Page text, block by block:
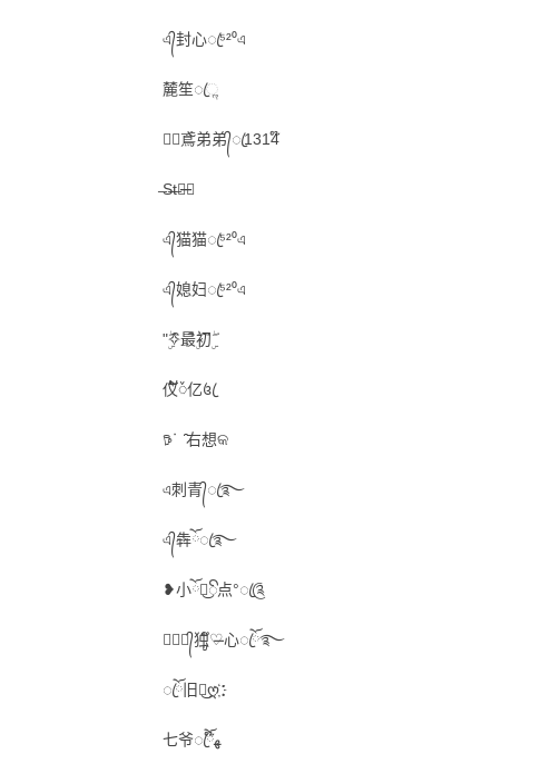
এ᭄封心ꦿ⁵²⁰এ
麓笙ꦿૢ
✦᭄鳶弟弟᭄ꦿ1314໊
̶S̶t̶ꦿ̶̶᭄
এ᭄猫猫ꦿ⁵²⁰এ
এ᭄媳妇ꦿ⁵²⁰এ
"✧ۣۖิ最ۣۖิ初ۣۖิ
仪໌້ᮨ亿꧔ꦿ
𖠚ᐝ ̑̑右想କ
এ刺青᭄ꦿ࿐
এ᭄犇ོꦿ࿐
❥小ོ不͜ꦼ点°ꦿ༊
☾⋆꯭᭄独ึູ♡̶心ꦿོ࿐
ꦿོ旧梦͜ღ҉：
七爷ꦿ໊ོﻬ